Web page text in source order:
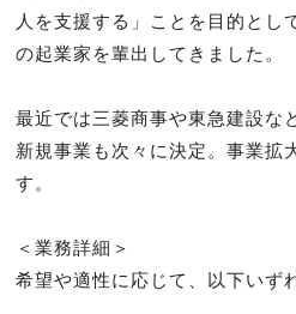
人を支援する」ことを目的とし
の起業家を輩出してきました。
最近では三菱商事や東急建設な
新規事業も次々に決定。事業拡
す。
＜業務詳細＞
希望や適性に応じて、以下いず